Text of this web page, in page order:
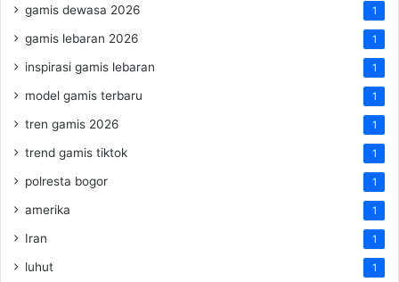
gamis dewasa 2026 1
gamis lebaran 2026 1
inspirasi gamis lebaran 1
model gamis terbaru 1
tren gamis 2026 1
trend gamis tiktok 1
polresta bogor 1
amerika 1
Iran 1
luhut 1